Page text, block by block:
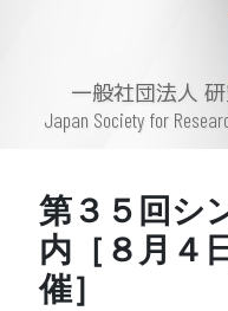
一般社団法人
Japan Society for
第３５回シ
内［８月４
催］